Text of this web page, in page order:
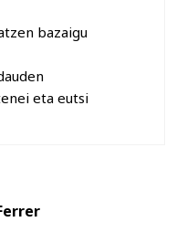
bazaigu
eta eutsi